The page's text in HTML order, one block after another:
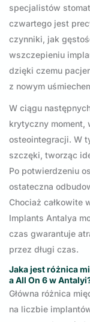
specjalistów
czwartego jest
czynniki, jak
wszczepieniu
dzięki czemu
z nowym
W ciągu
krytyczny moment,
osteointegracji. W
szczęki, tworząc
Po potwierdzeniu
ostateczna
Chociaż całkowite
Implants Antalya
czas gwarantuje
przez długi czas.
Jaka jest różnica
a All On 6 w
Główna różnica
na liczbie